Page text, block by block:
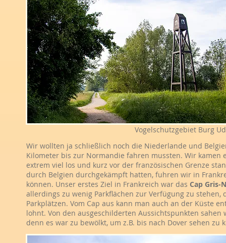
Vogelschutzgebiet Burg
Wir wollten ja schließlich noch die Niederlande und
Kilometer bis zur Normandie fahren mussten. Wir
extrem viel los und kurz vor der französischen Grenze
durch Belgien durchgekämpft hatten, fuhren wir in
können. Unser erstes Ziel in Frankreich war das Cap Gris-
allerdings zu wenig Parkflächen zur Verfügung zu
Parkplätzen. Vom Cap aus kann man auch an der Küste
lohnt. Von den ausgeschilderten Aussichtspunkten
denn es war zu bewölkt, um z.B. bis nach Dover sehen zu